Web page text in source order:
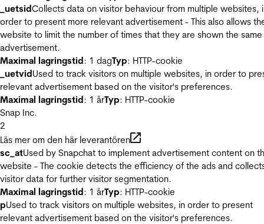
_uetsidCollects data on visitor behaviour from multiple websites,
order to present more relevant advertisement - This also allows
website to limit the number of times that they are shown the same
advertisement.
Maximal lagringstid: 1 dagTyp: HTTP-cookie
_uetvidUsed to track visitors on multiple websites, in order to
relevant advertisement based on the visitor's preferences.
Maximal lagringstid: 1 årTyp: HTTP-cookie
Snap Inc.
2
Läs mer om den här leverantören
sc_atUsed by Snapchat to implement advertisement content on
website - The cookie detects the efficiency of the ads and
visitor data for further visitor segmentation.
Maximal lagringstid: 1 årTyp: HTTP-cookie
pUsed to track visitors on multiple websites, in order to present
relevant advertisement based on the visitor's preferences.